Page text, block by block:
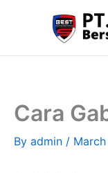
Cara
By admin /